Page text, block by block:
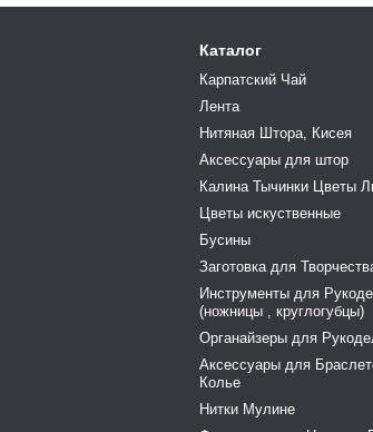
Каталог
Карпатский Чай
Лента
Нитяная Штора, Кисея
Аксессуары для штор
Калина Тычинки Цветы
Цветы искуственные
Бусины
Заготовка для
Инструменты для
(ножницы , круглогубцы)
Органайзеры для
Аксессуары для
Колье
Нитки Мулине